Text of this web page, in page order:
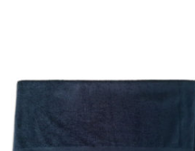
Quick View